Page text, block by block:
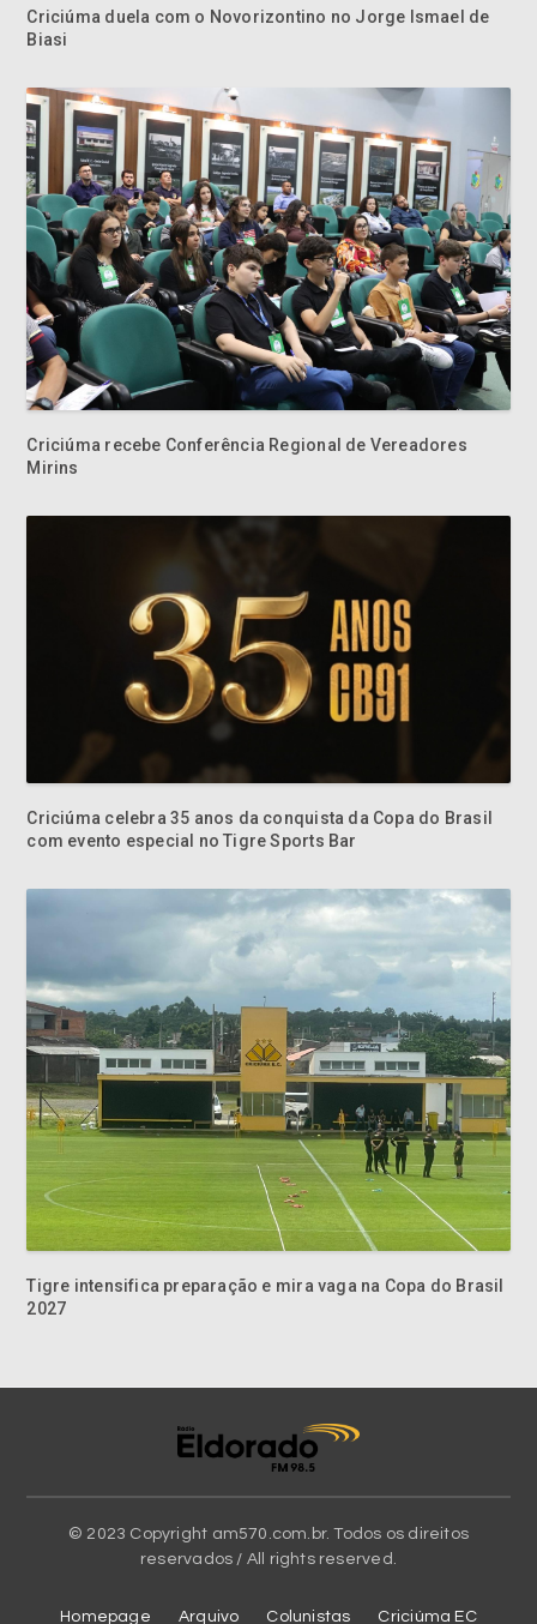
Criciúma duela com o Novorizontino no Jorge Ismael de
Biasi
Criciúma recebe Conferência Regional de Vereadores
Mirins
Criciúma celebra 35 anos da conquista da Copa do Brasil
com evento especial no Tigre Sports Bar
Tigre intensifica preparação e mira vaga na Copa do Brasil
2027
© 2023 Copyright am570.com.br. Todos os direitos
reservados / All rights reserved.
Homepage Arquivo Colunistas Criciúma EC